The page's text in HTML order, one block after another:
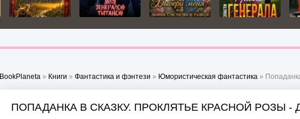
BookPlaneta » Книги » Фантастика и фэнтези » Юмористическая фантастика »
ПОПАДАНКА В СКАЗКУ. ПРОКЛЯТЬЕ КРАСНОЙ РОЗЫ